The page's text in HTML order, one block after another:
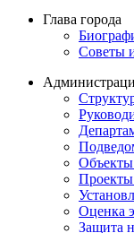
Глава города
Советы
Объекты
Оценка
Защита